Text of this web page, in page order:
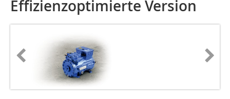
Effizienzoptimierte Version